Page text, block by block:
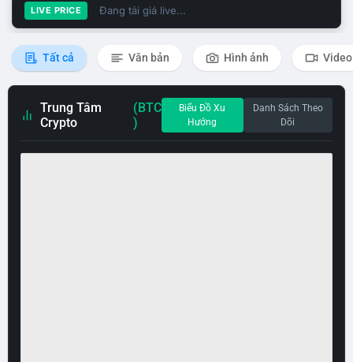
LIVE PRICE Đang tải giá live...
Tất cả Văn bản Hình ảnh Video
Trung Tâm
Crypto
(BTC
)
Biểu Đồ Xu
Hướng
Danh Sách Theo
Dõi